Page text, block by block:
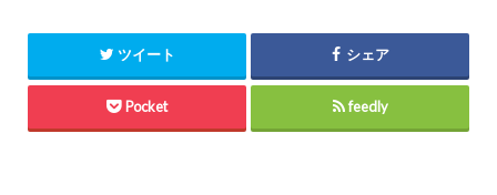
ツイート シェア
Pocket feedly